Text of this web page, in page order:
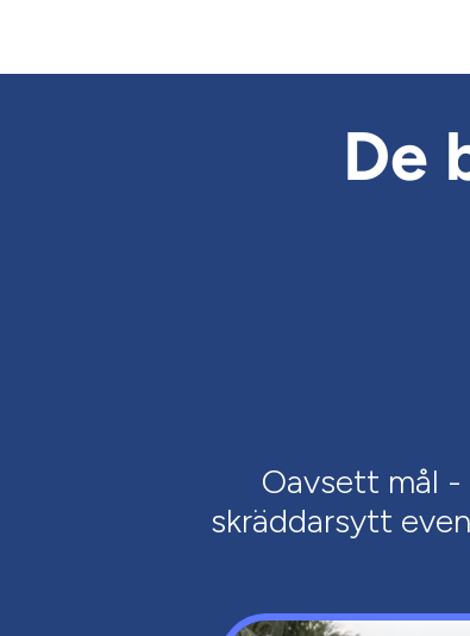
De
Oavsett mål
skräddarsytt